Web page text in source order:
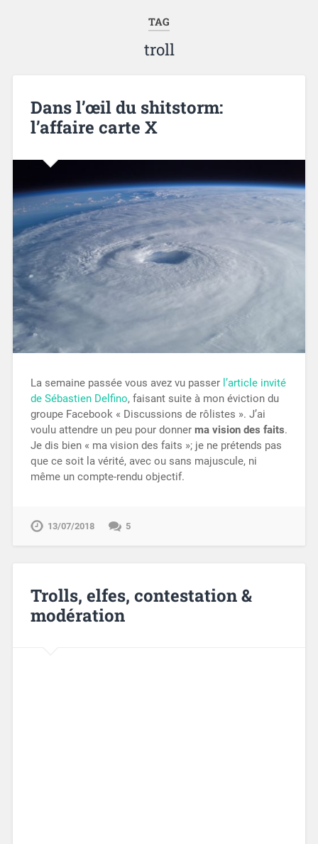
TAG
troll
Dans l’œil du shitstorm:
l’affaire carte X
La semaine passée vous avez vu passer l’article invité
de Sébastien Delfino, faisant suite à mon éviction du
groupe Facebook « Discussions de rôlistes ». J’ai
voulu attendre un peu pour donner ma vision des faits.
Je dis bien « ma vision des faits »; je ne prétends pas
que ce soit la vérité, avec ou sans majuscule, ni
même un compte-rendu objectif.
13/07/2018 5
Trolls, elfes, contestation &
modération